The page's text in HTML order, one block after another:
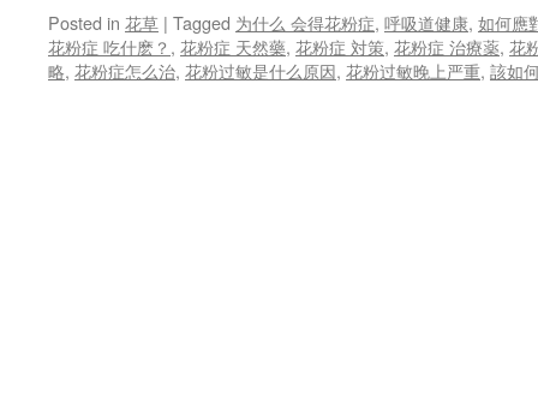
Posted in 花草 | Tagged 为什么 会得花粉症, 呼吸道健康, 如何應
花粉症 吃什麽？ , 花粉症 天然藥, 花粉症 対策, 花粉症 治療薬, 花
略, 花粉症怎么治, 花粉过敏是什么原因, 花粉过敏晚上严重, 該如